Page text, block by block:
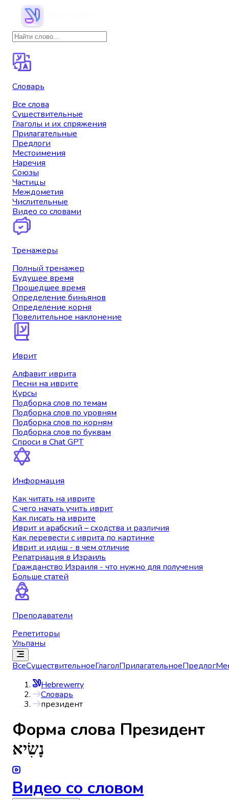
Словарь
Все слова
Существительные
Глаголы и их спряжения
Прилагательные
Предлоги
Местоимения
Наречия
Союзы
Частицы
Междометия
Числительные
Видео со словами
Тренажеры
Полный тренажер
Будущее время
Прошедшее время
Определение биньянов
Определение корня
Повелительное наклонение
Иврит
Алфавит иврита
Песни на иврите
Курсы
Подборка слов по темам
Подборка слов по уровням
Подборка слов по корням
Подборка слов по буквам
Спроси в Chat GPT
Информация
Как читать на иврите
С чего начать учить иврит
Как писать на иврите
Иврит и арабский – сходства и различия
Как перевести с иврита по картинке
Иврит и идиш - в чем отличие
Репатриация в Израиль
Гражданство Израиля - что нужно для получения
Больше статей
Преподаватели
Репетиторы
Ульпаны
ВсеСуществительноеГлаголПрилагательноеПредлог
Hebrewerry
Словарь
президент
Форма слова Президент
נָשִׂיא
Видео со словом